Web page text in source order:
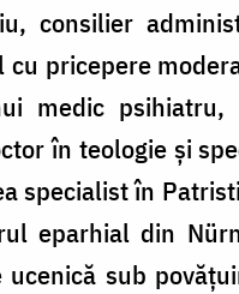
consilier
pricepere
medic psihiatru,
în teologie și
specialist în
eparhial din
sub